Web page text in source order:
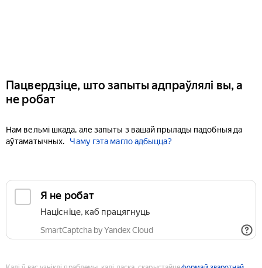
Пацвердзіце, што запыты адпраўлялі вы, а
не робат
Нам вельмі шкада, але запыты з вашай прылады падобныя да
аўтаматычных.
Чаму гэта магло адбыцца?
Я не робат
Націсніце, каб працягнуць
SmartCaptcha by Yandex Cloud